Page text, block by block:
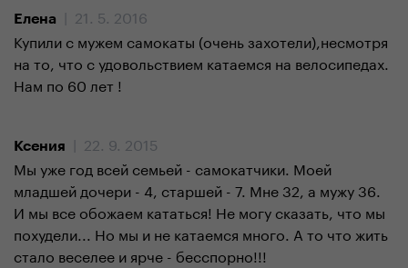
Елена
| 21. 5. 2016
Купили с мужем самокаты (очень захотели),несмотря
на то, что с удовольствием катаемся на велосипедах.
Нам по 60 лет !
Ксения
| 22. 9. 2015
Мы уже год всей семьей - самокатчики. Моей
младшей дочери - 4, старшей - 7. Мне 32, а мужу 36.
И мы все обожаем кататься! Не могу сказать, что мы
похудели... Но мы и не катаемся много. А то что жить
стало веселее и ярче - бесспорно!!!